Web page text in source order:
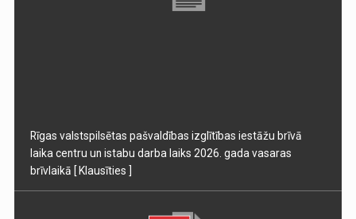
Rīgas valstspilsētas pašvaldības izglītības iestāžu brīvā
laika centru un istabu darba laiks 2026. gada vasaras
brīvlaikā [ Klausīties ]